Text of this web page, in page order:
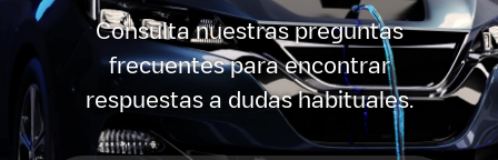
Consulta nuestras preguntas
frecuentes para encontrar
respuestas a dudas habituales.